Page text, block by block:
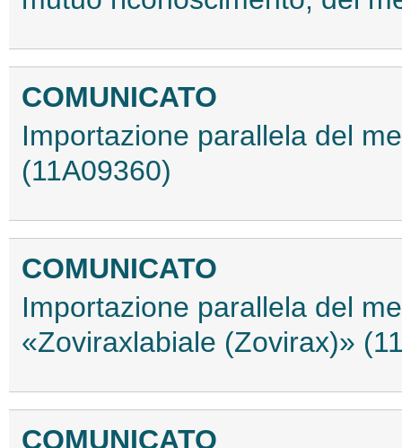
COMUNICATO
Importazione parallela del
(11A09360)
COMUNICATO
Importazione parallela del
«Zoviraxlabiale (Zovirax)»
COMUNICATO